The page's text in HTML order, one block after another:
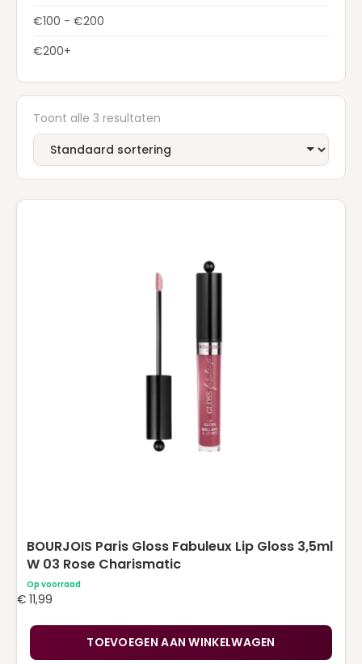
€100 - €200
€200+
Toont alle 3 resultaten
BOURJOIS Paris Gloss Fabuleux Lip Gloss 3,5ml
W 03 Rose Charismatic
Op voorraad
€ 11,99
TOEVOEGEN AAN WINKELWAGEN